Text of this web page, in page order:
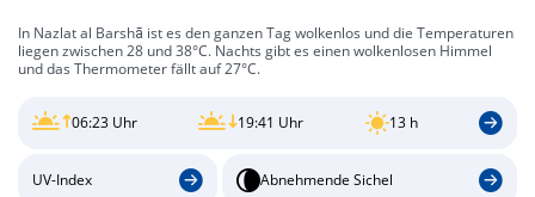
In Nazlat al Barshā ist es den ganzen Tag wolkenlos und die Temperaturen
liegen zwischen 28 und 38°C. Nachts gibt es einen wolkenlosen Himmel
und das Thermometer fällt auf 27°C.
06:23 Uhr 19:41 Uhr 13 h
UV-Index Abnehmende Sichel